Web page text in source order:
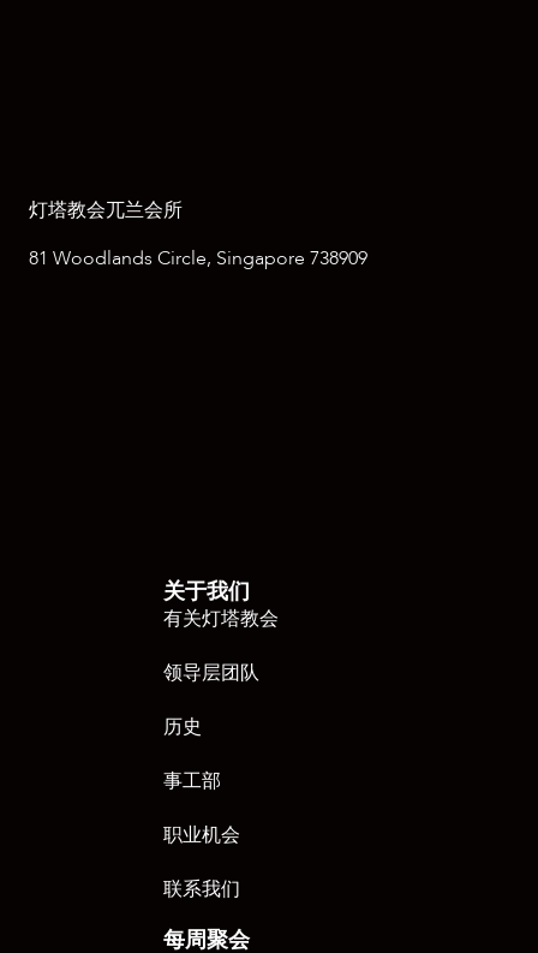
灯塔教会兀兰会所
81 Woodlands Circle, Singapore 738909
关于我们
有关灯塔教会
领导层团队
历史
事工部
职业机会
联系我们
每周聚会